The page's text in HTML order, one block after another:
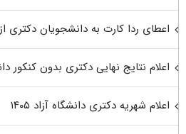
اعطای ردا کارت به دانشجویان دکتری از
اعلام نتایج نهایی دکتری بدون کنکور
اعلام شهریه دکتری دانشگاه آزاد ۱۴۰۵